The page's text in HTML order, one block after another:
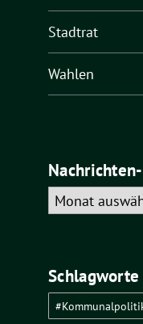
Stadtrat
Wahlen
Nachrichten-
Archiv
Schlagworte